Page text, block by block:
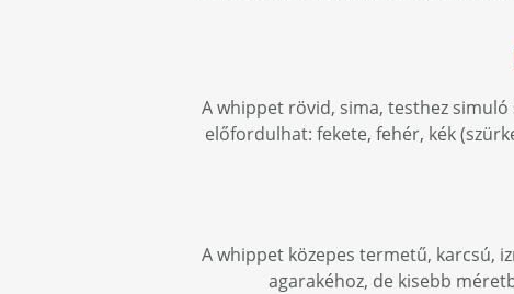
A whippet rövid, sima, testhez
előfordulhat: fekete, fehér, kék
A whippet közepes termetű, karcsú,
agarakéhoz, de kisebb